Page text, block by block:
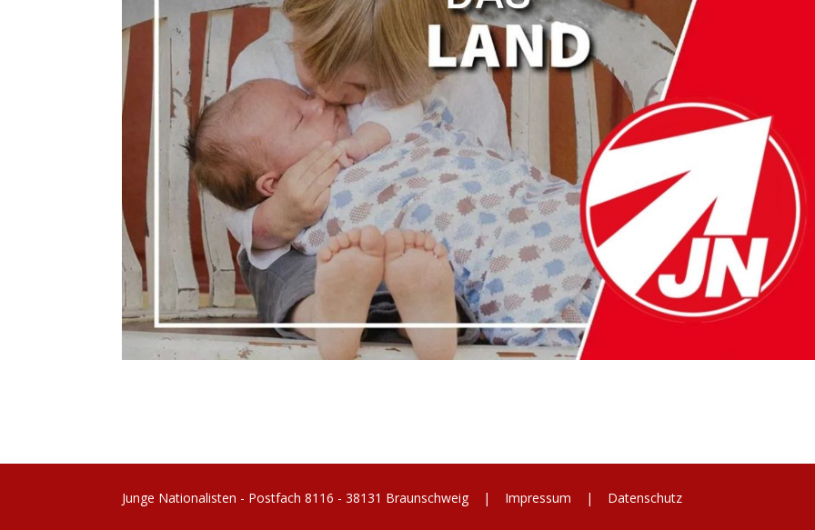
Junge Nationalisten - Postfach 8116 - 38131 Braunschweig | Impressum | Datenschutz